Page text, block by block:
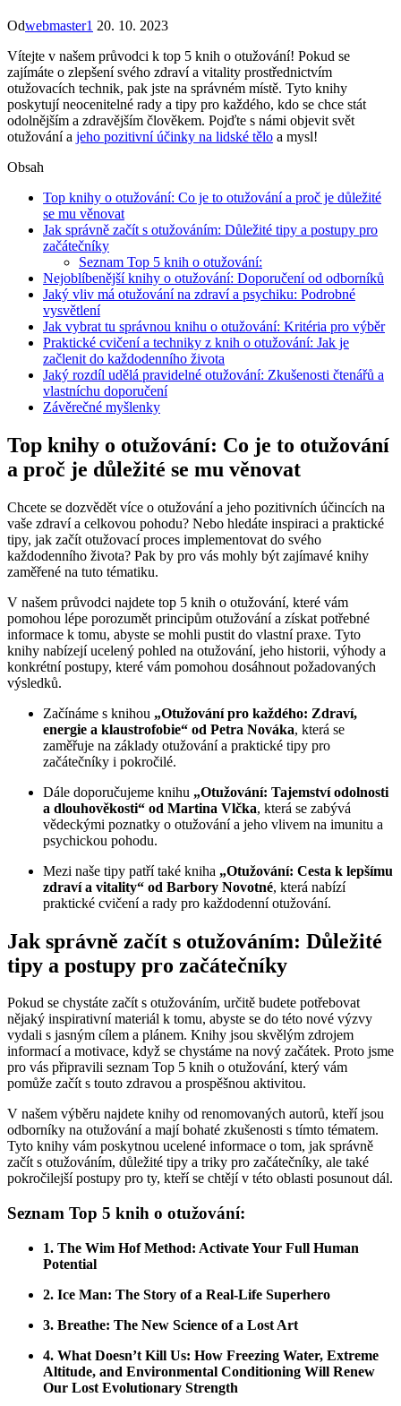
Odwebmaster1 20. 10. 2023
Vítejte v našem průvodci k top 5 knih o otužování! Pokud se
zajímáte o zlepšení svého zdraví a vitality prostřednictvím
otužovacích technik, pak jste na správném místě. Tyto knihy
poskytují neocenitelné rady a tipy pro každého, kdo se chce stát
odolnějším a zdravějším člověkem. Pojďte s námi objevit svět
otužování a jeho pozitivní účinky na lidské tělo a mysl!
Obsah
Top knihy o otužování: Co je to otužování a proč je důležité
se mu věnovat
Jak správně začít s otužováním: Důležité tipy a postupy pro
začátečníky
Seznam Top 5 knih o otužování:
Nejoblíbenější knihy o otužování: Doporučení od odborníků
Jaký vliv má otužování na zdraví a psychiku: Podrobné
vysvětlení
Jak vybrat tu správnou knihu o otužování: Kritéria pro výběr
Praktické cvičení a techniky z knih o otužování: Jak je
začlenit do každodenního života
Jaký rozdíl udělá pravidelné otužování: Zkušenosti čtenářů a
vlastníchu doporučení
Závěrečné myšlenky
Top knihy o otužování: Co je to otužování
a proč je důležité se mu věnovat
Chcete se dozvědět více o otužování a jeho pozitivních účincích na
vaše zdraví a celkovou pohodu? Nebo hledáte inspiraci a praktické
tipy, jak začít otužovací proces implementovat do svého
každodenního života? Pak by pro vás mohly být zajímavé knihy
zaměřené na tuto tématiku.
V našem průvodci najdete top 5 knih o otužování, které vám
pomohou lépe porozumět principům otužování a získat potřebné
informace k tomu, abyste se mohli pustit do vlastní praxe. Tyto
knihy nabízejí ucelený pohled na otužování, jeho historii, výhody a
konkrétní postupy, které vám pomohou dosáhnout požadovaných
výsledků.
Začínáme s knihou „Otužování pro každého: Zdraví,
energie a klaustrofobie“ od Petra Nováka, která se
zaměřuje na základy otužování a praktické tipy pro
začátečníky i pokročilé.
Dále doporučujeme knihu „Otužování: Tajemství odolnosti
a dlouhověkosti“ od Martina Vlčka, která se zabývá
vědeckými poznatky o otužování a jeho vlivem na imunitu a
psychickou pohodu.
Mezi naše tipy patří také kniha „Otužování: Cesta k lepšímu
zdraví a vitality“ od Barbory Novotné, která nabízí
praktické cvičení a rady pro každodenní otužování.
Jak správně začít s otužováním: Důležité
tipy a postupy pro začátečníky
Pokud se chystáte začít s otužováním, určitě budete potřebovat
nějaký inspirativní materiál k tomu, abyste se do této nové výzvy
vydali s jasným cílem a plánem. Knihy jsou skvělým zdrojem
informací a motivace, když se chystáme na nový začátek. Proto jsme
pro vás připravili seznam Top 5 knih o otužování, který vám
pomůže začít s touto zdravou a prospěšnou aktivitou.
V našem výběru najdete knihy od renomovaných autorů, kteří jsou
odborníky na otužování a mají bohaté zkušenosti s tímto tématem.
Tyto knihy vám poskytnou ucelené informace o tom, jak správně
začít s otužováním, důležité tipy a triky pro začátečníky, ale také
pokročilejší postupy pro ty, kteří se chtějí v této oblasti posunout dál.
Seznam Top 5 knih o otužování:
1. The Wim Hof Method: Activate Your Full Human
Potential
2. Ice Man: The Story of a Real-Life Superhero
3. Breathe: The New Science of a Lost Art
4. What Doesn’t Kill Us: How Freezing Water, Extreme
Altitude, and Environmental Conditioning Will Renew
Our Lost Evolutionary Strength